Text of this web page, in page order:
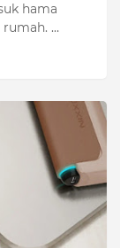
hama
…